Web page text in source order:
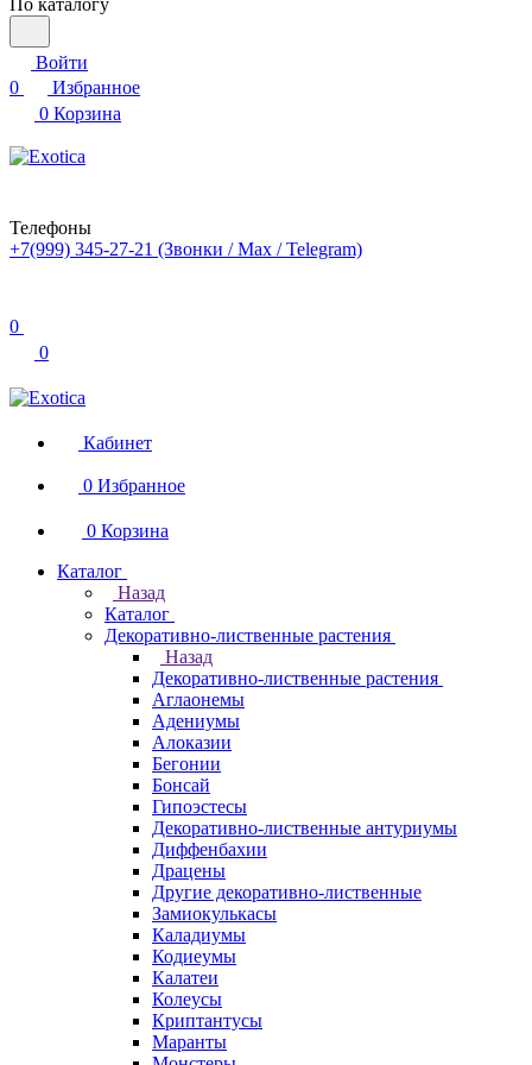
По каталогу
Войти
0
Избранное
0 Корзина
Телефоны
+7(999) 345-27-21 (Звонки / Max / Telegram)
0
0
Кабинет
0 Избранное
0 Корзина
Каталог
Назад
Каталог
Декоративно-лиственные растения
Назад
Декоративно-лиственные растения
Аглаонемы
Адениумы
Алоказии
Бегонии
Бонсай
Гипоэстесы
Декоративно-лиственные антуриумы
Диффенбахии
Драцены
Другие декоративно-лиственные
Замиокулькасы
Каладиумы
Кодиеумы
Калатеи
Колеусы
Криптантусы
Маранты